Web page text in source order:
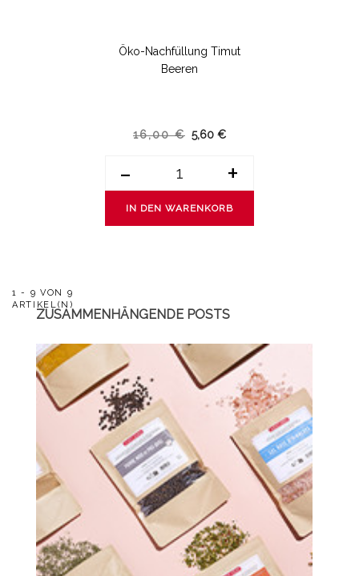
Öko-Nachfüllung Timut
Beeren
16,00 € 5,60 €
- +
IN DEN WARENKORB
1 - 9 VON 9
ARTIKEL(N)
ZUSAMMENHÄNGENDE POSTS